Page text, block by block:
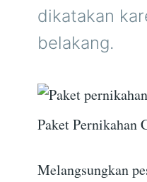
dikatakan
belakang.
Paket Pernikahan
Melangsungkan